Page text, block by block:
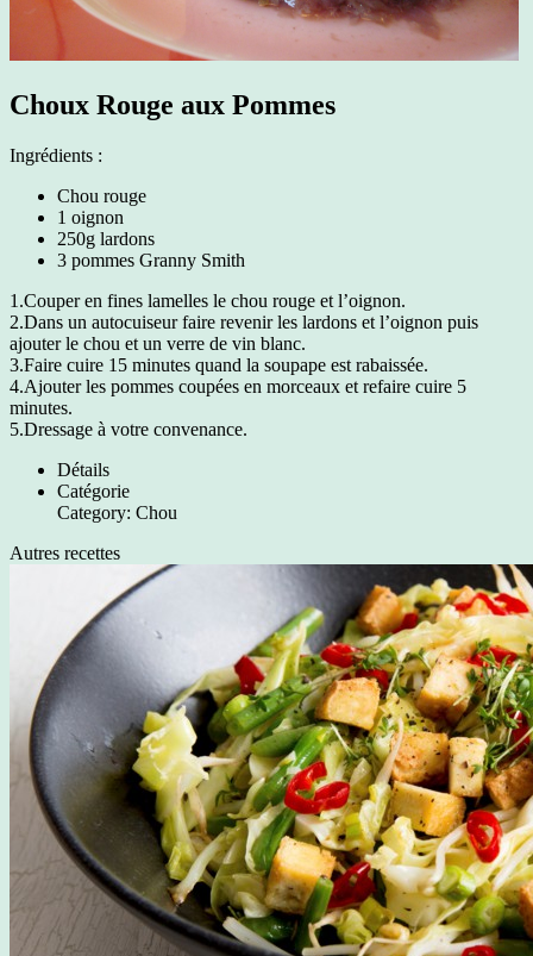
Choux Rouge aux Pommes
Ingrédients :
Chou rouge
1 oignon
250g lardons
3 pommes Granny Smith
1.Couper en fines lamelles le chou rouge et l’oignon.
2.Dans un autocuiseur faire revenir les lardons et l’oignon puis
ajouter le chou et un verre de vin blanc.
3.Faire cuire 15 minutes quand la soupape est rabaissée.
4.Ajouter les pommes coupées en morceaux et refaire cuire 5
minutes.
5.Dressage à votre convenance.
Détails
Catégorie
Category: Chou
Autres recettes